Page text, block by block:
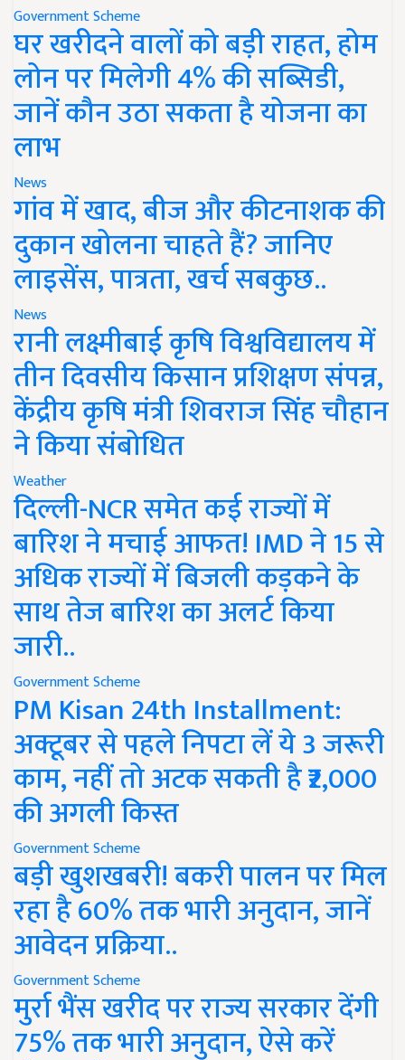
Government Scheme
घर खरीदने वालों को बड़ी राहत, होम
लोन पर मिलेगी 4% की सब्सिडी,
जानें कौन उठा सकता है योजना का
लाभ
News
गांव में खाद, बीज और कीटनाशक की
दुकान खोलना चाहते हैं? जानिए
लाइसेंस, पात्रता, खर्च सबकुछ..
News
रानी लक्ष्मीबाई कृषि विश्वविद्यालय में
तीन दिवसीय किसान प्रशिक्षण संपन्न,
केंद्रीय कृषि मंत्री शिवराज सिंह चौहान
ने किया संबोधित
Weather
दिल्ली-NCR समेत कई राज्यों में
बारिश ने मचाई आफत! IMD ने 15 से
अधिक राज्यों में बिजली कड़कने के
साथ तेज बारिश का अलर्ट किया
जारी..
Government Scheme
PM Kisan 24th Installment:
अक्टूबर से पहले निपटा लें ये 3 जरूरी
काम, नहीं तो अटक सकती है ₹2,000
की अगली किस्त
Government Scheme
बड़ी खुशखबरी! बकरी पालन पर मिल
रहा है 60% तक भारी अनुदान, जानें
आवेदन प्रक्रिया..
Government Scheme
मुर्रा भैंस खरीद पर राज्य सरकार देंगी
75% तक भारी अनुदान, ऐसे करें